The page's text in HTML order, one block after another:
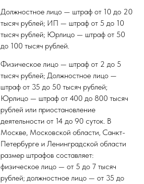
Должностное лицо — штраф от 10 до 20
тысяч рублей; ИП — штраф от 5 до 10
тысяч рублей; Юрлицо — штраф от 50
до 100 тысяч рублей.
Физическое лицо — штраф от 2 до 5
тысяч рублей; Должностное лицо —
штраф от 35 до 50 тысяч рублей;
Юрлицо — штраф от 400 до 800 тысяч
рублей или приостановление
деятельности от 14 до 90 суток. В
Москве, Московской области, Санкт-
Петербурге и Ленинградской области
размер штрафов составляет:
физическое лицо — от 5 до 7 тысяч
рублей; должностное лицо — от 35 до